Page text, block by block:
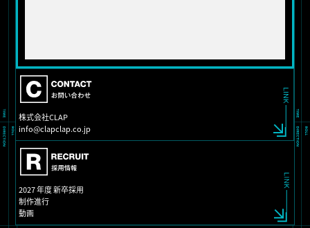
株式会社CLAP
info@clapclap.co.jp
2027 年度 新卒採用
制作進行
動画